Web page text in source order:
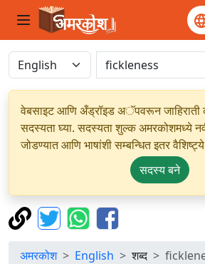
वेबसाइट आणि अँड्रॉइड अॅपवरून जाहिराती
सदस्यता घ्या. सदस्यता शुल्क अमरकोशमध्ये
जोडण्यात आणि भाषांशी सम्बन्धित इतर
सदस्य बने
अमरकोश English शब्द